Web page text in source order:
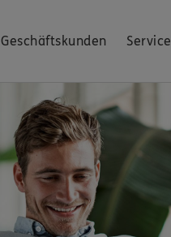
Geschäftskunden Service